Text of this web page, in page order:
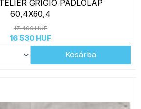
GRIGIO PADLÓLAP
60,4X60,4
17 400 HUF
16 530 HUF
Kosárba